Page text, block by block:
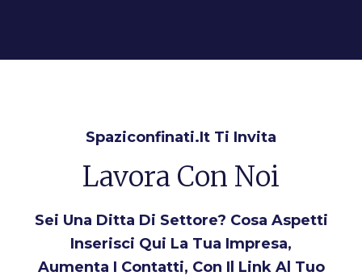
Spaziconfinati.it Ti Invita
Lavora Con Noi
Sei Una Ditta Di Settore? Cosa Aspetti
Inserisci Qui La Tua Impresa,
Aumenta I Contatti, Con Il Link Al Tuo